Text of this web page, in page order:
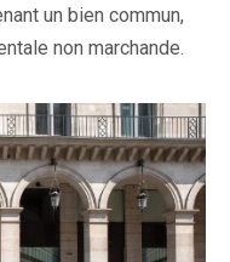
un bien commun,
non marchande.